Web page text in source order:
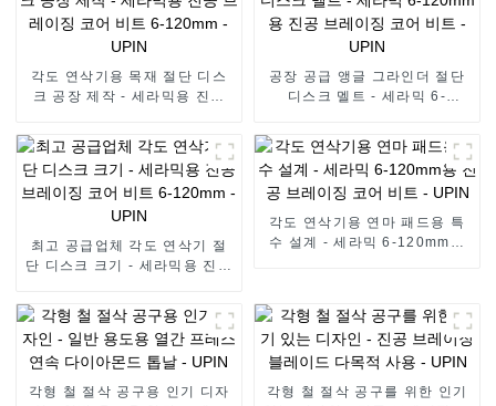
각도 연삭기용 목재 절단 디스
크 공장 제작 - 세라믹용 진공
- UPIN
공장 공급 앵글 그라인더 절단
디스크 멜트 - 세라믹 6-
비트 - UPIN
최고 공급업체 각도 연삭기 절
단 디스크 크기 - 세라믹용 진공
- UPIN
각도 연삭기용 연마 패드용 특
수 설계 - 세라믹 6-120mm용
각형 철 절삭 공구용 인기 디자
각형 철 절삭 공구를 위한 인기